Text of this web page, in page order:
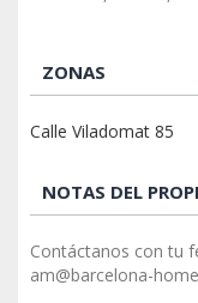
ZONAS
Calle Viladomat 85
NOTAS DEL
Contáctanos con tu
am@barcelona-